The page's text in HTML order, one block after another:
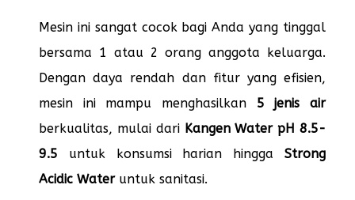
Mesin ini sangat cocok bagi Anda yang tinggal
bersama 1 atau 2 orang anggota keluarga.
Dengan daya rendah dan fitur yang efisien,
mesin ini mampu menghasilkan 5 jenis air
berkualitas, mulai dari Kangen Water pH 8.5-
9.5 untuk konsumsi harian hingga Strong
Acidic Wateruntuk sanitasi.